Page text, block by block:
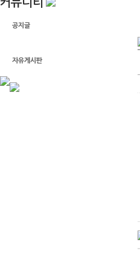
커뮤니티
공지글
자유게시판